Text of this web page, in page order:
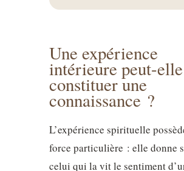
Une expérience
intérieure peut-elle
constituer une
connaissance ?
L’expérience spirituelle
force particulière : elle donne
celui qui la vit le sentiment